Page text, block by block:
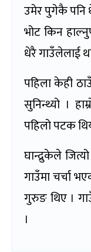
उमेर पुगेकै पनि
भोट किन
धेरै गाउँलेलाई
पहिला केही
सुनिन्थ्यो ।
पहिलो पटक
घान्द्रुकेले
गाउँमा चर्चा
गुरुङ थिए ।
।